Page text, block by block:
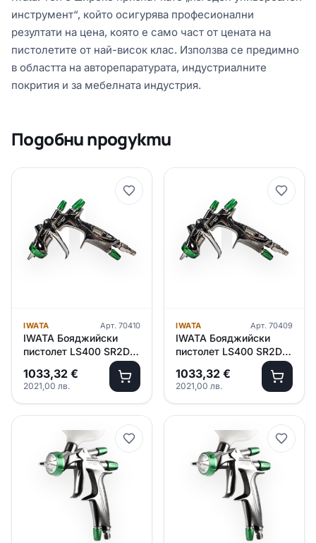
инструмент“, който осигурява професионални
резултати на цена, която е само част от цената на
пистолетите от най-висок клас. Използва се предимно
в областта на авторепаратурата, индустриалните
покрития и за мебелната индустрия.
Подобни продукти
IWATA Арт. 70410
IWATA Бояджийски
пистолет LS400 SR2D
/PRO SET/ – 1.3 ET
1033,32 €
2021,00 лв.
IWATA Арт. 70409
IWATA Бояджийски
пистолет LS400 SR2D
/PRO SET/ – 1.2 ET
1033,32 €
2021,00 лв.